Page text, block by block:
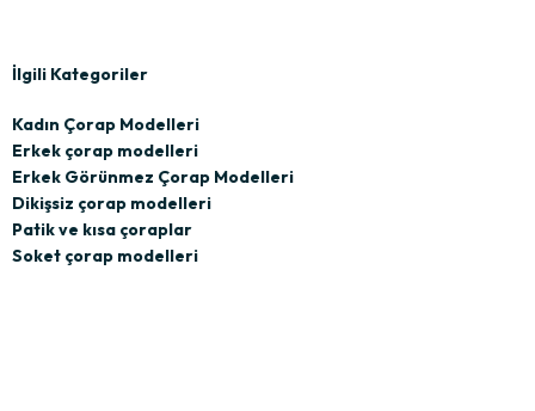
İlgili Kategoriler
Kadın Çorap Modelleri
Erkek çorap modelleri
Erkek Görünmez Çorap Modelleri
Dikişsiz çorap modelleri
Patik ve kısa çoraplar
Soket çorap modelleri